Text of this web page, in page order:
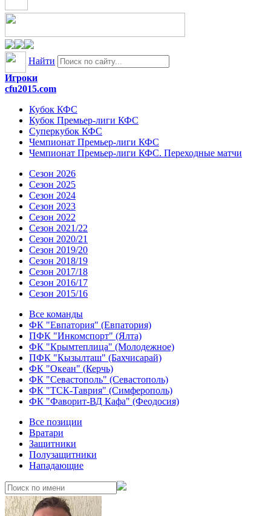
Найти
Игроки
cfu2015.com
Кубок КФС
Кубок Премьер-лиги КФС
Суперкубок КФС
Чемпионат Премьер-лиги КФС
Чемпионат Премьер-лиги КФС. Переходные матчи
Сезон 2026
Сезон 2025
Сезон 2024
Сезон 2023
Сезон 2022
Сезон 2021/22
Сезон 2020/21
Сезон 2019/20
Сезон 2018/19
Сезон 2017/18
Сезон 2016/17
Сезон 2015/16
Все команды
ФК "Евпатория" (Евпатория)
ПФК "Инкомспорт" (Ялта)
ФК "Крымтеплица" (Молодежное)
ПФК "Кызылташ" (Бахчисарай)
ФК "Океан" (Керчь)
ФК "Севастополь" (Севастополь)
ФК "ТСК-Таврия" (Симферополь)
ФК "Фаворит-ВД Кафа" (Феодосия)
Все позиции
Вратари
Защитники
Полузащитники
Нападающие